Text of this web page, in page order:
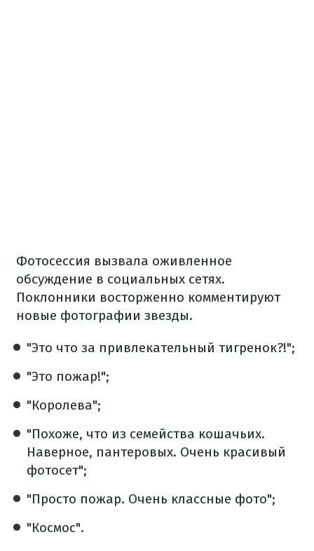
Фотосессия вызвала оживленное
обсуждение в социальных сетях.
Поклонники восторженно комментируют
новые фотографии звезды.
"Это что за привлекательный тигренок?!";
"Это пожар!";
"Королева";
"Похоже, что из семейства кошачьих.
Наверное, пантеровых. Очень красивый
фотосет";
"Просто пожар. Очень классные фото";
"Космос".